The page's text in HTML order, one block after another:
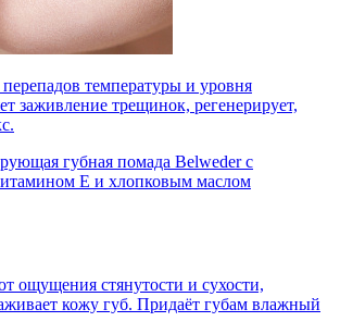
температуры и уровня
заживление трещинок, регенерирует,
губная помада Belweder с
Е и хлопковым маслом
ощущения стянутости и сухости,
кожу губ. Придаёт губам влажный